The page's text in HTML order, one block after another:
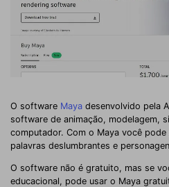
O software Maya desenvolvido pela
software de animação, modelagem,
computador. Com o Maya você
palavras deslumbrantes e
O software não é gratuito, mas se
educacional, pode usar o Maya